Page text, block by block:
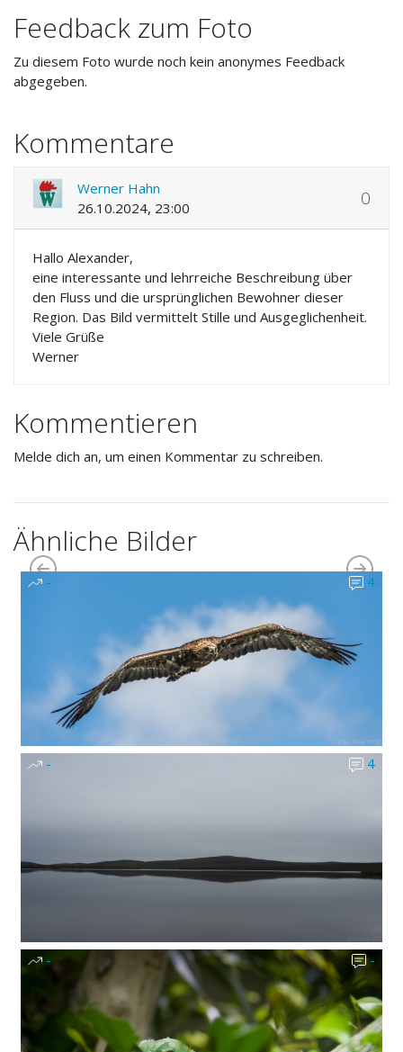
Kommentare
Werner Hahn
26.10.2024, 23:00
0
Hallo Alexander,
eine interessante und lehrreiche Beschreibung über
den Fluss und die ursprünglichen Bewohner dieser
Region. Das Bild vermittelt Stille und Ausgeglichenheit.
Viele Grüße
Werner
Kommentieren
Melde dich an, um einen Kommentar zu schreiben.
Feedback zum Foto
Zu diesem Foto wurde noch kein anonymes Feedback
abgegeben.
Ähnliche Bilder
- 4
- 4
- -